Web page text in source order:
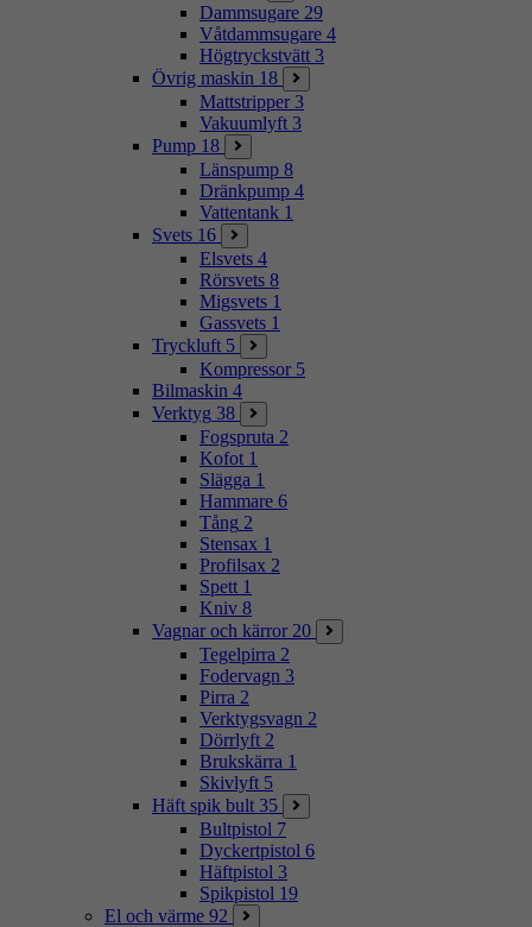
Dammsugare 29
Våtdammsugare 4
Högtryckstvätt 3
Övrig maskin 18
Mattstripper 3
Vakuumlyft 3
Pump 18
Länspump 8
Dränkpump 4
Vattentank 1
Svets 16
Elsvets 4
Rörsvets 8
Migsvets 1
Gassvets 1
Tryckluft 5
Kompressor 5
Bilmaskin 4
Verktyg 38
Fogspruta 2
Kofot 1
Slägga 1
Hammare 6
Tång 2
Stensax 1
Profilsax 2
Spett 1
Kniv 8
Vagnar och kärror 20
Tegelpirra 2
Fodervagn 3
Pirra 2
Verktygsvagn 2
Dörrlyft 2
Brukskärra 1
Skivlyft 5
Häft spik bult 35
Bultpistol 7
Dyckertpistol 6
Häftpistol 3
Spikpistol 19
El och värme 92